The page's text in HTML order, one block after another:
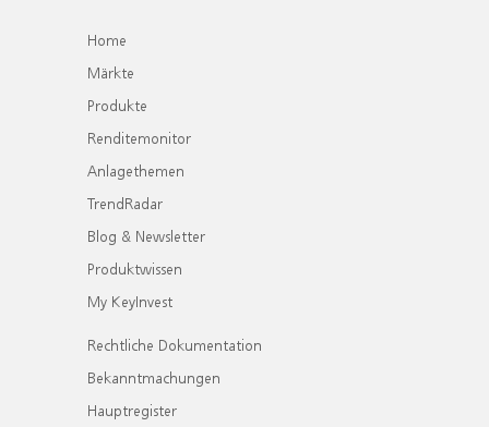
Home
Märkte
Produkte
Renditemonitor
Anlagethemen
TrendRadar
Blog & Newsletter
Produktwissen
My KeyInvest
Rechtliche Dokumentation
Bekanntmachungen
Hauptregister